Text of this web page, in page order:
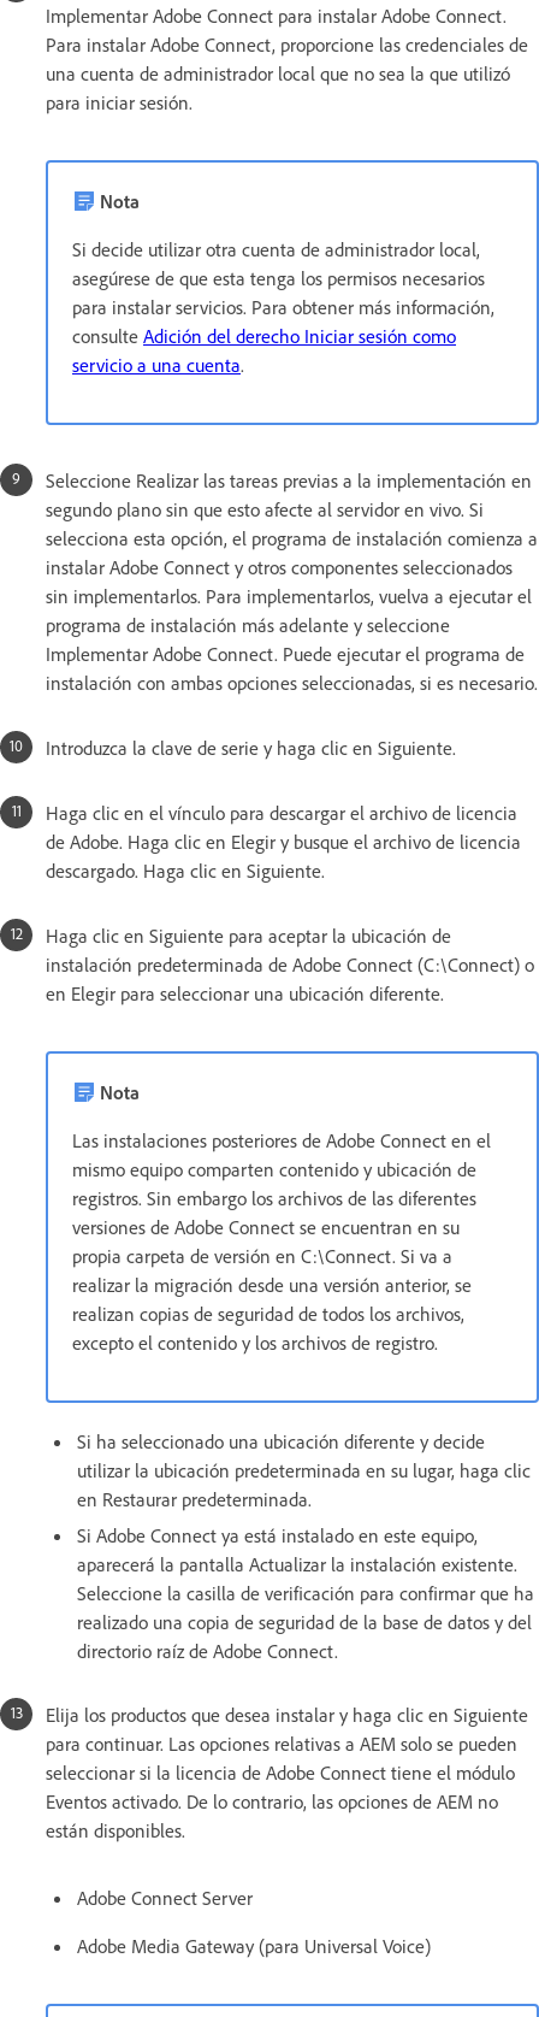
Implementar Adobe Connect para instalar Adobe Connect.
Para instalar Adobe Connect, proporcione las credenciales de
una cuenta de administrador local que no sea la que utilizó
para iniciar sesión.
Nota
Si decide utilizar otra cuenta de administrador local,
asegúrese de que esta tenga los permisos necesarios
para instalar servicios. Para obtener más información,
consulte Adición del derecho Iniciar sesión como
servicio a una cuenta.
Seleccione Realizar las tareas previas a la implementación en
segundo plano sin que esto afecte al servidor en vivo. Si
selecciona esta opción, el programa de instalación comienza a
instalar Adobe Connect y otros componentes seleccionados
sin implementarlos. Para implementarlos, vuelva a ejecutar el
programa de instalación más adelante y seleccione
Implementar Adobe Connect. Puede ejecutar el programa de
instalación con ambas opciones seleccionadas, si es necesario.
Introduzca la clave de serie y haga clic en Siguiente.
Haga clic en el vínculo para descargar el archivo de licencia
de Adobe. Haga clic en Elegir y busque el archivo de licencia
descargado. Haga clic en Siguiente.
Haga clic en Siguiente para aceptar la ubicación de
instalación predeterminada de Adobe Connect (C:\Connect) o
en Elegir para seleccionar una ubicación diferente.
Nota
Las instalaciones posteriores de Adobe Connect en el
mismo equipo comparten contenido y ubicación de
registros. Sin embargo los archivos de las diferentes
versiones de Adobe Connect se encuentran en su
propia carpeta de versión en C:\Connect. Si va a
realizar la migración desde una versión anterior, se
realizan copias de seguridad de todos los archivos,
excepto el contenido y los archivos de registro.
Si ha seleccionado una ubicación diferente y decide
utilizar la ubicación predeterminada en su lugar, haga clic
en Restaurar predeterminada.
Si Adobe Connect ya está instalado en este equipo,
aparecerá la pantalla Actualizar la instalación existente.
Seleccione la casilla de verificación para confirmar que ha
realizado una copia de seguridad de la base de datos y del
directorio raíz de Adobe Connect.
Elija los productos que desea instalar y haga clic en Siguiente
para continuar. Las opciones relativas a AEM solo se pueden
seleccionar si la licencia de Adobe Connect tiene el módulo
Eventos activado. De lo contrario, las opciones de AEM no
están disponibles.
Adobe Connect Server
Adobe Media Gateway (para Universal Voice)